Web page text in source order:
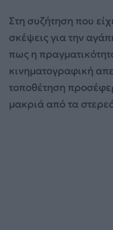
Στη συζήτηση που
σκέψεις για την
πως η
κινηματογραφική
τοποθέτηση
μακριά από τα